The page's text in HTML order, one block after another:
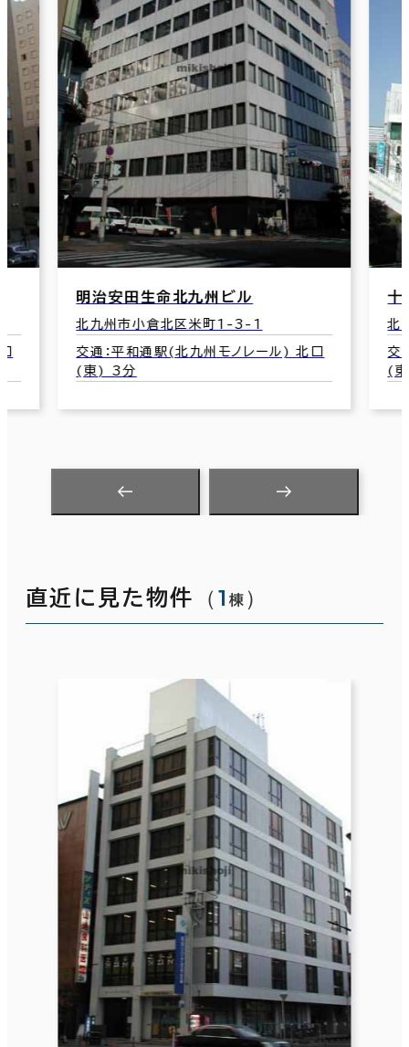
口
十八銀行第一生命共同ビルディング
北九州市小倉北区堺町1-2-16
交通：平和通駅(北九州モノレール) 南口
(東) 1分
直近に見た物件 （1 棟 ）